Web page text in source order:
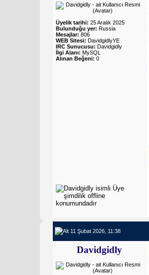
Üyelik tarihi: 25 Aralık 2025
Bulunduğu yer: Russia
Mesajlar: 806
WEB Sitesi: DavidgidlyYE
IRC Sunucusu: Davidgidly
İlgi Alanı: MySQL
Alınan Beğeni: 0
11 Şubat 2026, 11:38
Davidgidly